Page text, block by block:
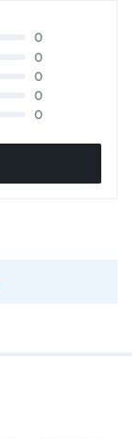
0
0
0
0
0